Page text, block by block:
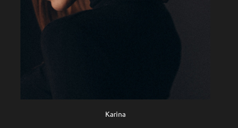
Karina